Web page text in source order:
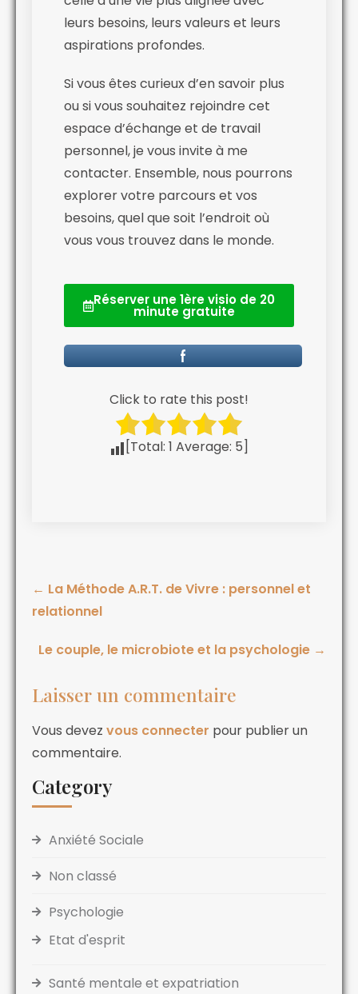
leurs besoins, leurs valeurs et leurs
aspirations profondes.
Si vous êtes curieux d’en savoir plus
ou si vous souhaitez rejoindre cet
espace d’échange et de travail
personnel, je vous invite à me
contacter. Ensemble, nous pourrons
explorer votre parcours et vos
besoins, quel que soit l’endroit où
vous vous trouvez dans le monde.
Réserver une 1ère visio de 20
minute gratuite
Click to rate this post!
[Total: 1 Average: 5]
← La Méthode A.R.T. de Vivre : personnel et
relationnel
Le couple, le microbiote et la psychologie →
Laisser un commentaire
Vous devez vous connecter pour publier un
commentaire.
Category
Anxiété Sociale
Non classé
Psychologie
Etat d'esprit
Santé mentale et expatriation